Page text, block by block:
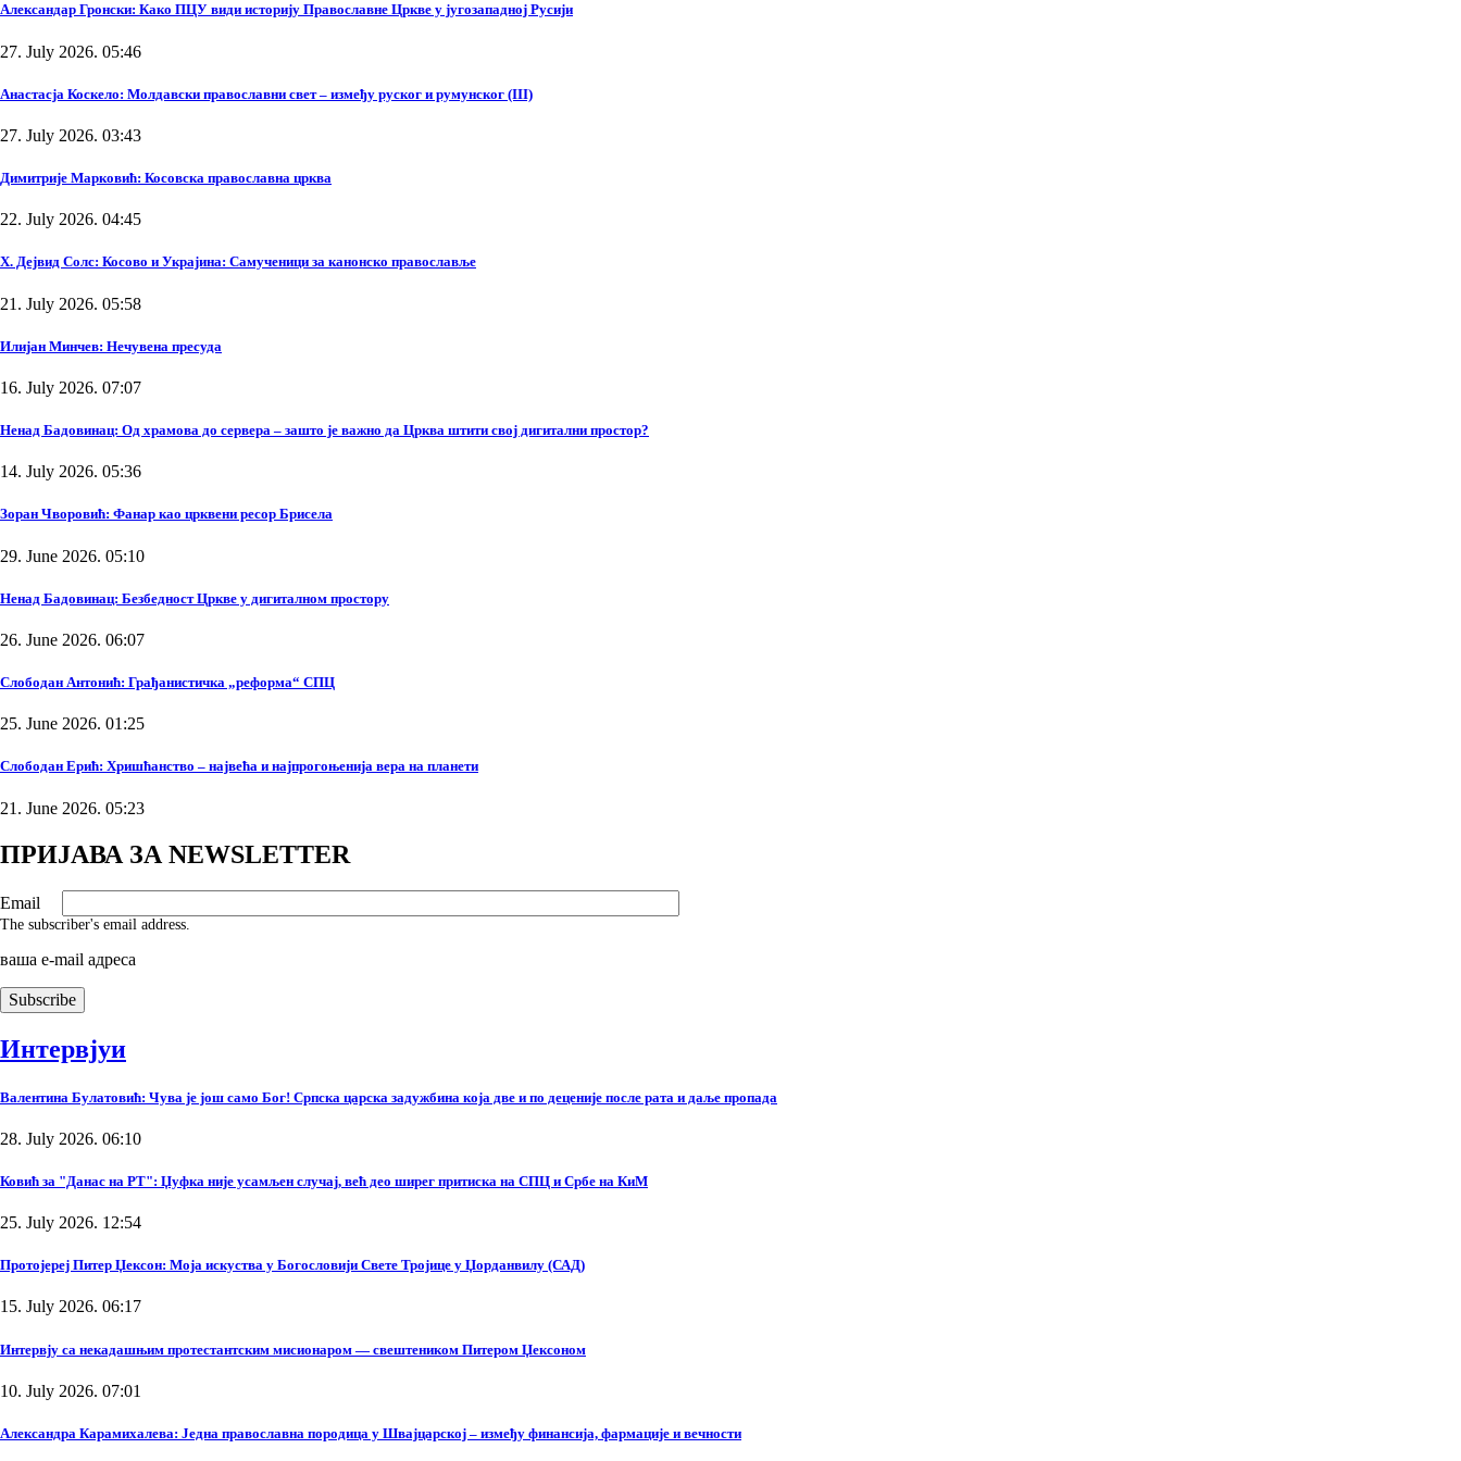
Александар Гронски: Како ПЦУ види историју Православне Цркве у југозападној Русији
27. July 2026. 05:46
Анастасја Коскело: Молдавски православни свет – између руског и румунског (III)
27. July 2026. 03:43
Димитрије Марковић: Косовска православна црква
22. July 2026. 04:45
Х. Дејвид Солс: Косово и Украјина: Самученици за канонско православље
21. July 2026. 05:58
Илијан Минчев: Нечувена пресуда
16. July 2026. 07:07
Ненад Бадовинац: Од храмова до сервера – зашто је важно да Црква штити свој дигитални простор?
14. July 2026. 05:36
Зоран Чворовић: Фанар као црквени ресор Брисела
29. June 2026. 05:10
Ненад Бадовинац: Безбедност Цркве у дигиталном простору
26. June 2026. 06:07
Слободан Антонић: Грађанистичка „реформа“ СПЦ
25. June 2026. 01:25
Слободан Ерић: Хришћанство – највећа и најпрогоњенија вера на планети
21. June 2026. 05:23
ПРИЈАВА ЗА NEWSLETTER
Email
The subscriber's email address.
ваша е-mail адреса
Интервјуи
Валентина Булатовић: Чува је још само Бог! Српска царска задужбина која две и по деценије после рата и даље пропада
28. July 2026. 06:10
Ковић за "Данас на РТ": Џуфка није усамљен случај, већ део ширег притиска на СПЦ и Србе на КиМ
25. July 2026. 12:54
Протојереј Питер Џексон: Моја искуства у Богословији Свете Тројице у Џорданвилу (САД)
15. July 2026. 06:17
Интервју са некадашњим протестантским мисионаром — свештеником Питером Џексоном
10. July 2026. 07:01
Александра Карамихалева: Једна православна породица у Швајцарској – између финансија, фармације и вечности